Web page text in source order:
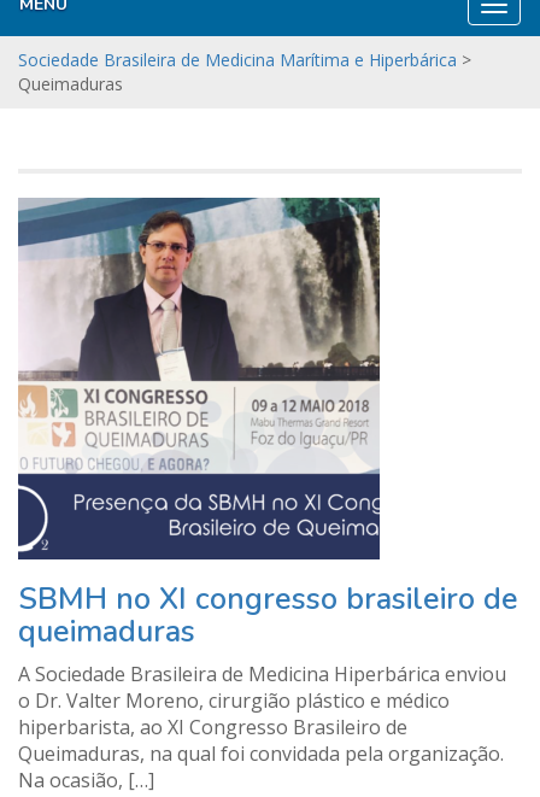
Sociedade Brasileira de Medicina Marítima e Hiperbárica >
Queimaduras
SBMH no XI congresso brasileiro de
queimaduras
A Sociedade Brasileira de Medicina Hiperbárica enviou
o Dr. Valter Moreno, cirurgião plástico e médico
hiperbarista, ao XI Congresso Brasileiro de
Queimaduras, na qual foi convidada pela organização.
Na ocasião, […]